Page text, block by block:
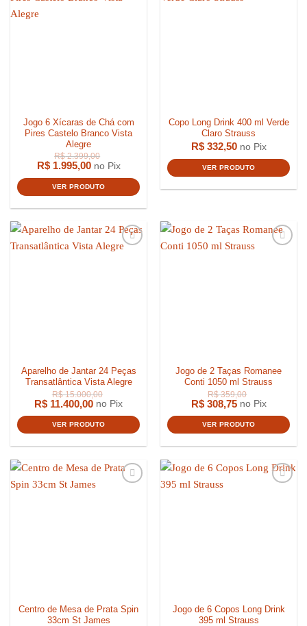
Jogo 6 Xícaras de Chá com
Pires Castelo Branco Vista
Alegre
R$1.995,00 no Pix
VER PRODUTO
Copo Long Drink 400 ml Verde
Claro Strauss
R$332,50 no Pix
VER PRODUTO
Aparelho de Jantar 24 Peças
Transatlântica Vista Alegre
R$ 11.400,00 no Pix
VER PRODUTO
Jogo de 2 Taças Romanee
Conti 1050 ml Strauss
R$308,75 no Pix
VER PRODUTO
Centro de Mesa de Prata Spin
33cm St James
Jogo de 6 Copos Long Drink
395 ml Strauss